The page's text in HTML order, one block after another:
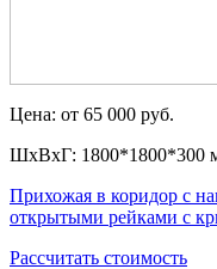
Цена: от 65 000 руб.
ШxВxГ: 1800*1800*300
Прихожая в коридор с
открытыми рейками с
Рассчитать стоимость